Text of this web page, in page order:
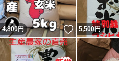
4,800円 いいね！
5,500円